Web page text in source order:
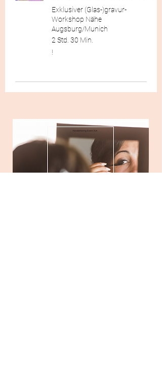
Exklusiver (Glas-)gravur-
Workshop Nähe
Augsburg/Munich
2 Std. 30 Min.
!!